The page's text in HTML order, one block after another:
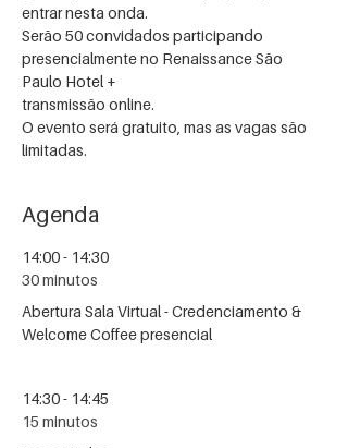
entrar nesta onda.
Serão 50 convidados participando
presencialmente no Renaissance São
Paulo Hotel +
transmissão online.
O evento será gratuito, mas as vagas são
limitadas.
Agenda
14:00 - 14:30
30 minutos
Abertura Sala Virtual - Credenciamento &
Welcome Coffee presencial
14:30 - 14:45
15 minutos